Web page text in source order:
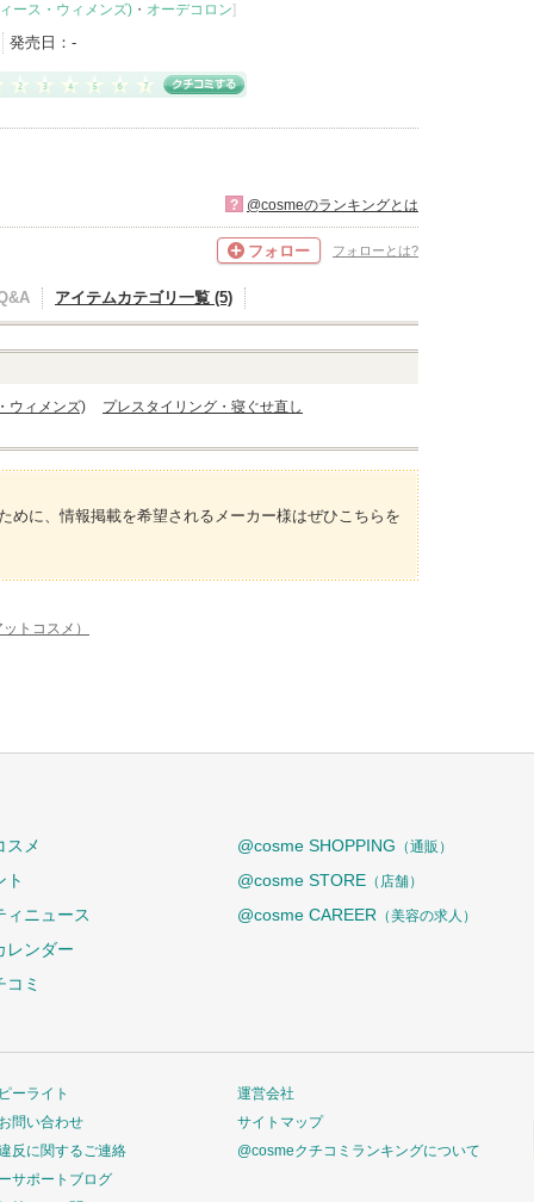
ース・ウィメンズ) ・ オーデコロン]
発売日： -
? @cosmeのランキングとは
フォロー フォローとは?
アイテムカテゴリ一覧 (5)
ウィメンズ)
プレスタイリング・寝ぐせ直し
めに、情報掲載を希望されるメーカー様はぜひこちらを
トコスメ）
スメ
ト
ィニュース
レンダー
コミ
@cosme SHOPPING （通販）
@cosme STORE （店舗）
@cosme CAREER （美容の求人）
ーライト
問い合わせ
反に関するご連絡
サポートブログ
運営会社
サイトマップ
@cosmeクチコミランキングについて